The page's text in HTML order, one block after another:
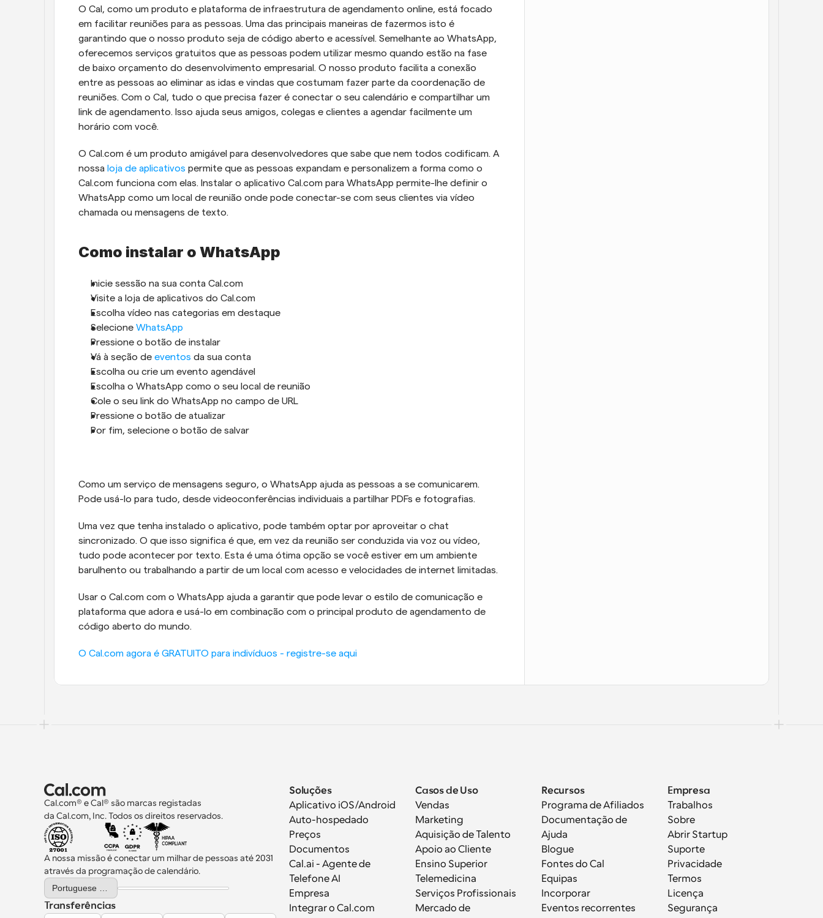
O Cal, como um produto e plataforma de infraestrutura de agendamento online, está focado
em facilitar reuniões para as pessoas. Uma das principais maneiras de fazermos isto é
garantindo que o nosso produto seja de código aberto e acessível. Semelhante ao WhatsApp,
oferecemos serviços gratuitos que as pessoas podem utilizar mesmo quando estão na fase
de baixo orçamento do desenvolvimento empresarial. O nosso produto facilita a conexão
entre as pessoas ao eliminar as idas e vindas que costumam fazer parte da coordenação de
reuniões. Com o Cal, tudo o que precisa fazer é conectar o seu calendário e compartilhar um
link de agendamento. Isso ajuda seus amigos, colegas e clientes a agendar facilmente um
horário com você.
O Cal.com é um produto amigável para desenvolvedores que sabe que nem todos codificam. A
nossa loja de aplicativos permite que as pessoas expandam e personalizem a forma como o
Cal.com funciona com elas. Instalar o aplicativo Cal.com para WhatsApp permite-lhe definir o
WhatsApp como um local de reunião onde pode conectar-se com seus clientes via vídeo
chamada ou mensagens de texto.
Como instalar o WhatsApp
Inicie sessão na sua conta Cal.com
Visite a loja de aplicativos do Cal.com
Escolha vídeo nas categorias em destaque
Selecione WhatsApp
Pressione o botão de instalar
Vá à seção de eventos da sua conta
Escolha ou crie um evento agendável
Escolha o WhatsApp como o seu local de reunião
Cole o seu link do WhatsApp no campo de URL
Pressione o botão de atualizar
Por fim, selecione o botão de salvar
Como um serviço de mensagens seguro, o WhatsApp ajuda as pessoas a se comunicarem.
Pode usá-lo para tudo, desde videoconferências individuais a partilhar PDFs e fotografias.
Uma vez que tenha instalado o aplicativo, pode também optar por aproveitar o chat
sincronizado. O que isso significa é que, em vez da reunião ser conduzida via voz ou vídeo,
tudo pode acontecer por texto. Esta é uma ótima opção se você estiver em um ambiente
barulhento ou trabalhando a partir de um local com acesso e velocidades de internet limitadas.
Usar o Cal.com com o WhatsApp ajuda a garantir que pode levar o estilo de comunicação e
plataforma que adora e usá-lo em combinação com o principal produto de agendamento de
código aberto do mundo.
O Cal.com agora é GRATUITO para indivíduos - registre-se aqui
Cal.com® e Cal® são marcas registadas
da Cal.com, Inc. Todos os direitos reservados.
A nossa missão é conectar um milhar de pessoas até 2031
através da programação de calendário.
Select Language
Transferências
Soluções
Aplicativo iOS/Android
Auto-hospedado
Preços
Documentos
Cal.ai - Agente de
Telefone AI
Empresa
Integrar o Cal.com
Casos de Uso
Vendas
Marketing
Aquisição de Talento
Apoio ao Cliente
Ensino Superior
Telemedicina
Serviços Profissionais
Mercado de
Recursos
Programa de Afiliados
Documentação de
Ajuda
Blogue
Fontes do Cal
Equipas
Incorporar
Eventos recorrentes
Empresa
Trabalhos
Sobre
Abrir Startup
Suporte
Privacidade
Termos
Licença
Segurança